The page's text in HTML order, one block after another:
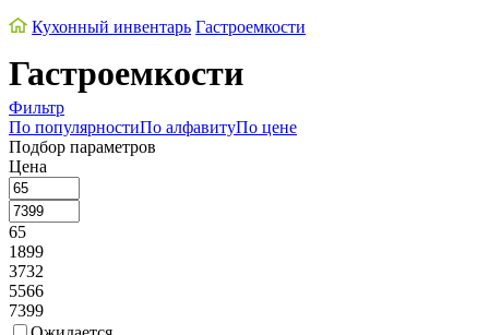
Кухонный инвентарь Гастроемкости
Гастроемкости
Фильтр
По популярностиПо алфавитуПо цене
Подбор параметров
Цена
65
1899
3732
5566
7399